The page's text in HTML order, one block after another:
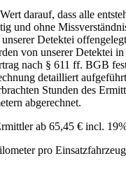
darauf, dass alle
und ohne
Detektei
von unserer Detektei
nach § 611 ff. BGB
detailliert
Stunden des
abgerechnet.
ab 65,45 € incl.
pro